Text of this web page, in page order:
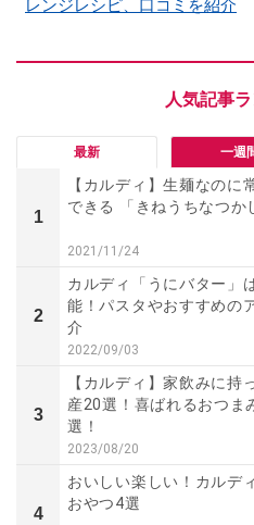
レンジレシピ、口コミを紹介
最新 一週
1
【カルディ】生麺なのに
できる 「きねうちなつか
2021/11/24
2
カルディ「うにバター」
能！パスタやおすすめの
介
2022/09/03
3
【カルディ】家飲みに持
産20選！喜ばれるおつま
選！
2023/08/20
4
おいしい楽しい！カルデ
おやつ4選